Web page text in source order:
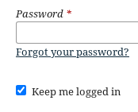
Password *
Forgot your password?
Keep me logged in